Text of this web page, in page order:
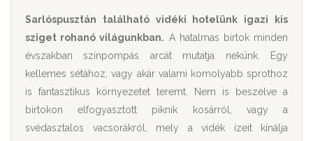
Sarlóspusztán található vidéki hotelünk igazi kis
sziget rohanó világunkban. A hatalmas birtok minden
évszakban színpompás arcát mutatja nekünk. Egy
kellemes sétához, vagy akár valami komolyabb sprothoz
is fantasztikus környezetet teremt. Nem is beszélve a
birtokon elfogyasztott piknik kosárról, vagy a
svédasztalos vacsorákról, mely a vidék ízeit kínálja